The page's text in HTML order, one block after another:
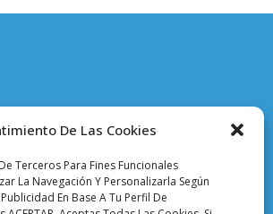
De Las Cookies
Terceros Para Fines Funcionales
La Navegación Y Personalizarla Según
En Base A Tu Perfil De